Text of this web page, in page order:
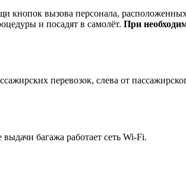
вызова персонала,
и посадят в самолёт. При
перевозок, слева от
багажа работает сеть Wi-Fi.